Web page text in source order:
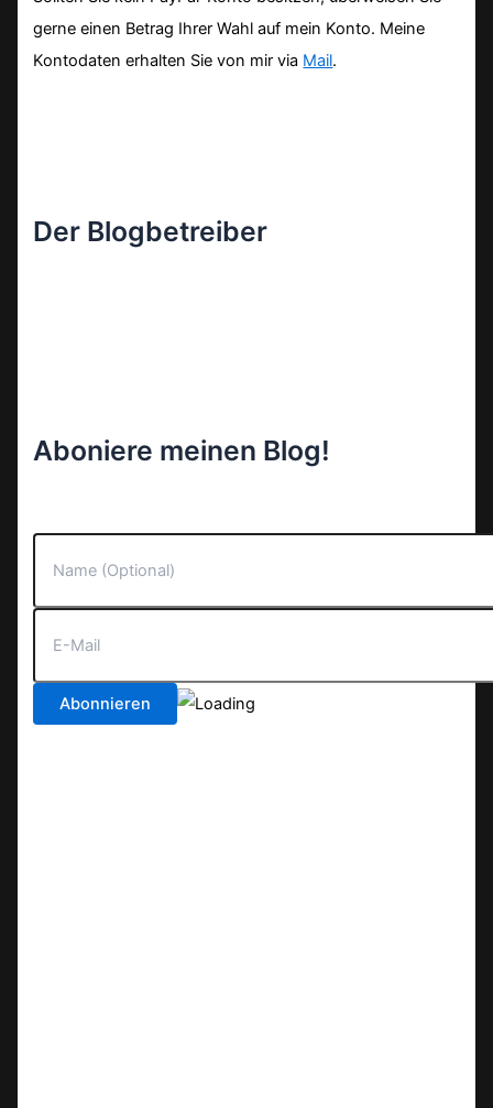
gerne einen Betrag Ihrer Wahl auf mein Konto. Meine
Kontodaten erhalten Sie von mir via Mail.
Der Blogbetreiber
Aboniere meinen Blog!